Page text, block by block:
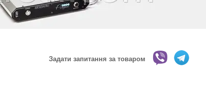
Задати запитання за товаром